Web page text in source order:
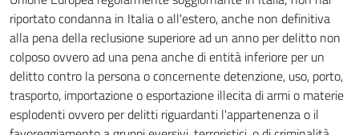
riportato condanna in Italia o all'estero, anche non definitiva
alla pena della reclusione superiore ad un anno per delitto non
colposo ovvero ad una pena anche di entità inferiore per un
delitto contro la persona o concernente detenzione, uso, porto,
trasporto, importazione o esportazione illecita di armi o materie
esplodenti ovvero per delitti riguardanti l'appartenenza o il